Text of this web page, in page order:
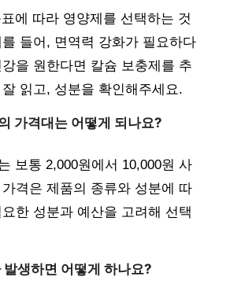
에 따라 영양제를 선택하는 것
들어, 면역력 강화가 필요하다
을 원한다면 칼슘 보충제를 추
읽고, 성분을 확인해주세요.
가격대는 어떻게 되나요?
보통 2,000원에서 10,000원 사
격은 제품의 종류와 성분에 따
한 성분과 예산을 고려해 선택
발생하면 어떻게 하나요?